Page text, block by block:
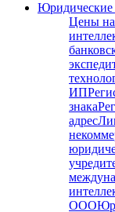
Юридические
Цены на
ИП
знака
адрес
ООО